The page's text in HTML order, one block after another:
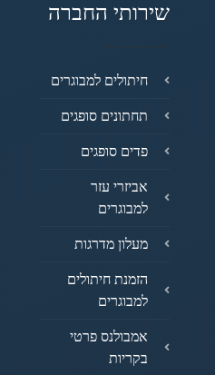
שירותי החברה
חיתולים למבוגרים
תחתונים סופגים
פדים סופגים
אביזרי עזר
למבוגרים
מעלון מדרגות
הזמנת חיתולים
למבוגרים
אמבולנס פרטי
בקריות